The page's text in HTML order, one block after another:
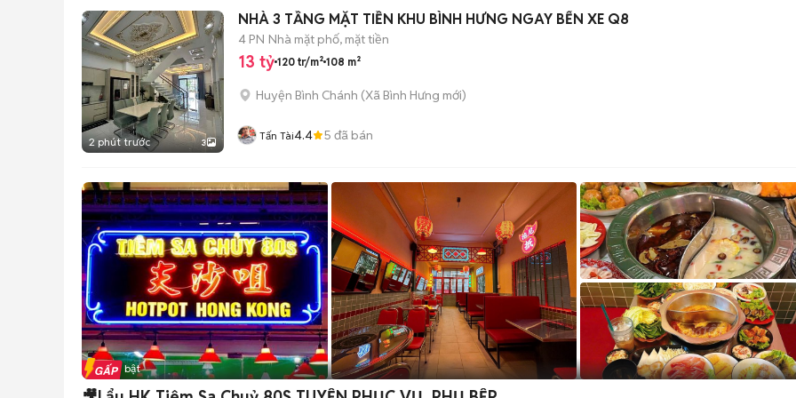
2 phút trước 3
NHÀ 3 TẦNG MẶT TIỀN KHU BÌNH HƯNG NGAY BẾN XE Q8
4 PN Nhà mặt phố, mặt tiền
13 tỷ 120 tr/m² 108 m²
Huyện Bình Chánh (Xã Bình Hưng mới)
Tấn Tài4.4 5 đã bán
Tin nổi bật